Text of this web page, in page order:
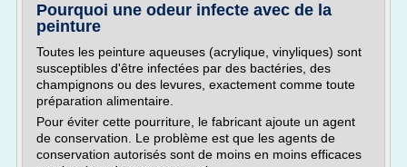
Pourquoi une odeur infecte avec de la
peinture
Toutes les peinture aqueuses (acrylique, vinyliques) sont
susceptibles d'être infectées par des bactéries, des
champignons ou des levures, exactement comme toute
préparation alimentaire.
Pour éviter cette pourriture, le fabricant ajoute un agent
de conservation. Le problème est que les agents de
conservation autorisés sont de moins en moins efficaces